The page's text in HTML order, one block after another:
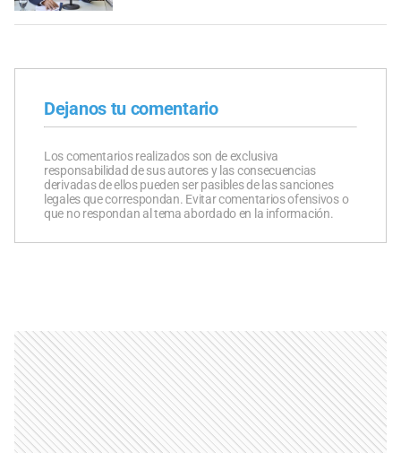
Dejanos tu comentario
Los comentarios realizados son de exclusiva
responsabilidad de sus autores y las consecuencias
derivadas de ellos pueden ser pasibles de las sanciones
legales que correspondan. Evitar comentarios ofensivos o
que no respondan al tema abordado en la información.